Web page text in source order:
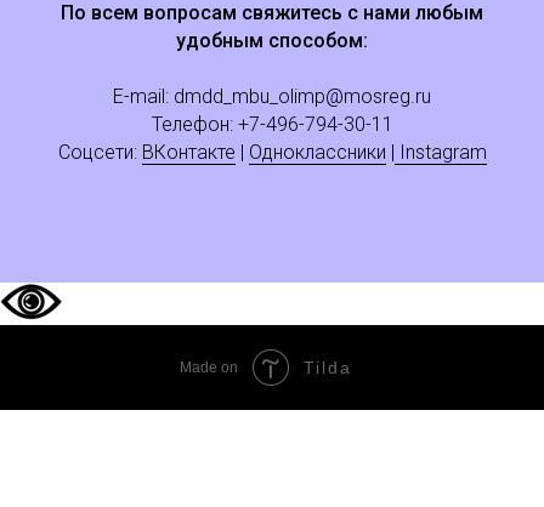
По всем вопросам свяжитесь с нами любым
удобным способом:
E-mail: dmdd_mbu_olimp@mosreg.ru
Телефон: +7-496-794-30-11
Соцсети: ВКонтакте | Одноклассники | Instagram
Made on Tilda